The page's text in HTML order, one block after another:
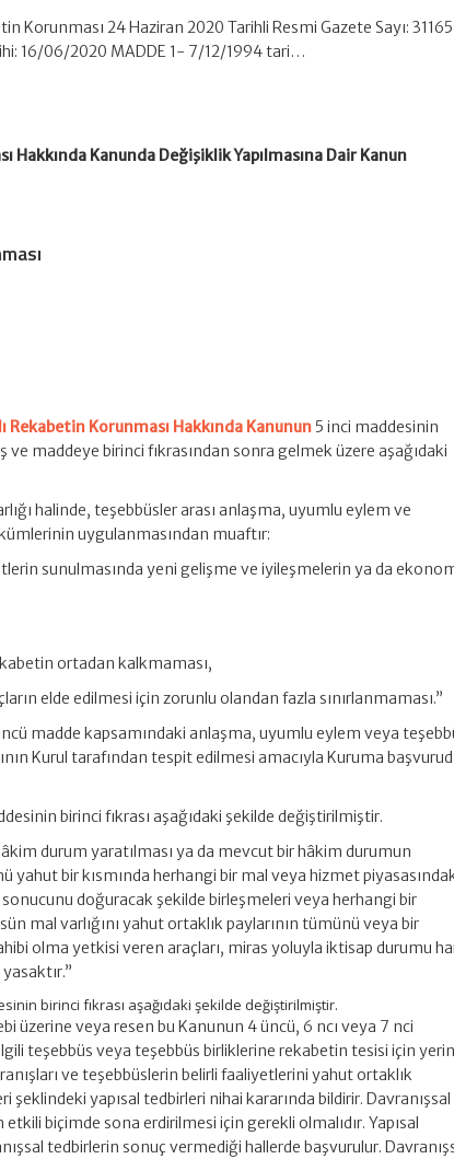
Korunması 24 Haziran 2020 Tarihli Resmi Gazete Sayı: 31165
16/06/2020 MADDE 1- 7/12/1994 tari…
Hakkında Kanunda Değişiklik Yapılmasına Dair Kanun
Rekabetin Korunması Hakkında Kanunun 5 inci maddesinin
ve maddeye birinci fıkrasından sonra gelmek üzere aşağıdaki
halinde, teşebbüsler arası anlaşma, uyumlu eylem ve
uygulanmasından muaftır:
sunulmasında yeni gelişme ve iyileşmelerin ya da
ortadan kalkmaması,
elde edilmesi için zorunlu olandan fazla sınırlanmaması.”
madde kapsamındaki anlaşma, uyumlu eylem veya
Kurul tarafından tespit edilmesi amacıyla Kuruma
birinci fıkrası aşağıdaki şekilde değiştirilmiştir.
durum yaratılması ya da mevcut bir hâkim durumun
bir kısmında herhangi bir mal veya hizmet
doğuracak şekilde birleşmeleri veya herhangi bir
mal varlığını yahut ortaklık paylarının tümünü veya bir
olma yetkisi veren araçları, miras yoluyla iktisap durumu
birinci fıkrası aşağıdaki şekilde değiştirilmiştir.
üzerine veya resen bu Kanunun 4 üncü, 6 ncı veya 7 nci
teşebbüs veya teşebbüs birliklerine rekabetin tesisi için
ve teşebbüslerin belirli faaliyetlerini yahut ortaklık
şeklindeki yapısal tedbirleri nihai kararında bildirir. Davranışsal
biçimde sona erdirilmesi için gerekli olmalıdır. Yapısal
tedbirlerin sonuç vermediği hallerde başvurulur.